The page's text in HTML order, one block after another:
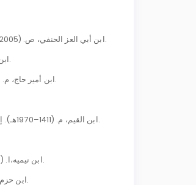
ابن أبي العز الحنفي، ص. (2005م). شرح العقيدة الطحاوية (چاپ اول، تحقیق: ناصرالدین الألبانی). بیروت: المكتب الإسلامي.
ابن أبي عاصم، ا. (1980م). السنة (تحقیق: محمد ناصرالدین الألبانی). بیروت: المكتب الإسلامي.
ابن أمير حاج، م. (1403هـ). التقرير والتحبير على تحرير الكمال بن الهمام (چاپ دوم). بیروت: دارالكتب العلمية.
ابن القیم، م. (1411–1970هـ). إعلام الموقعین عن رب العالمین (تحقیق: محمد عبدالسلام ابراهیم). بیروت: دارالكتب العلمية.
ابن تیمیه،ا. (1995م). مجموع الفتاوی (چاپ اول). عربستان سعودی: مجمع ملک فهد برای چاپ قرآن کریم.
ابن حزم، ع. (بی‌تا). الإحكام في أصول الأحكام (تحقیق: احمد محمد شاكر). بیروت: دار الآفاق الجديدة.